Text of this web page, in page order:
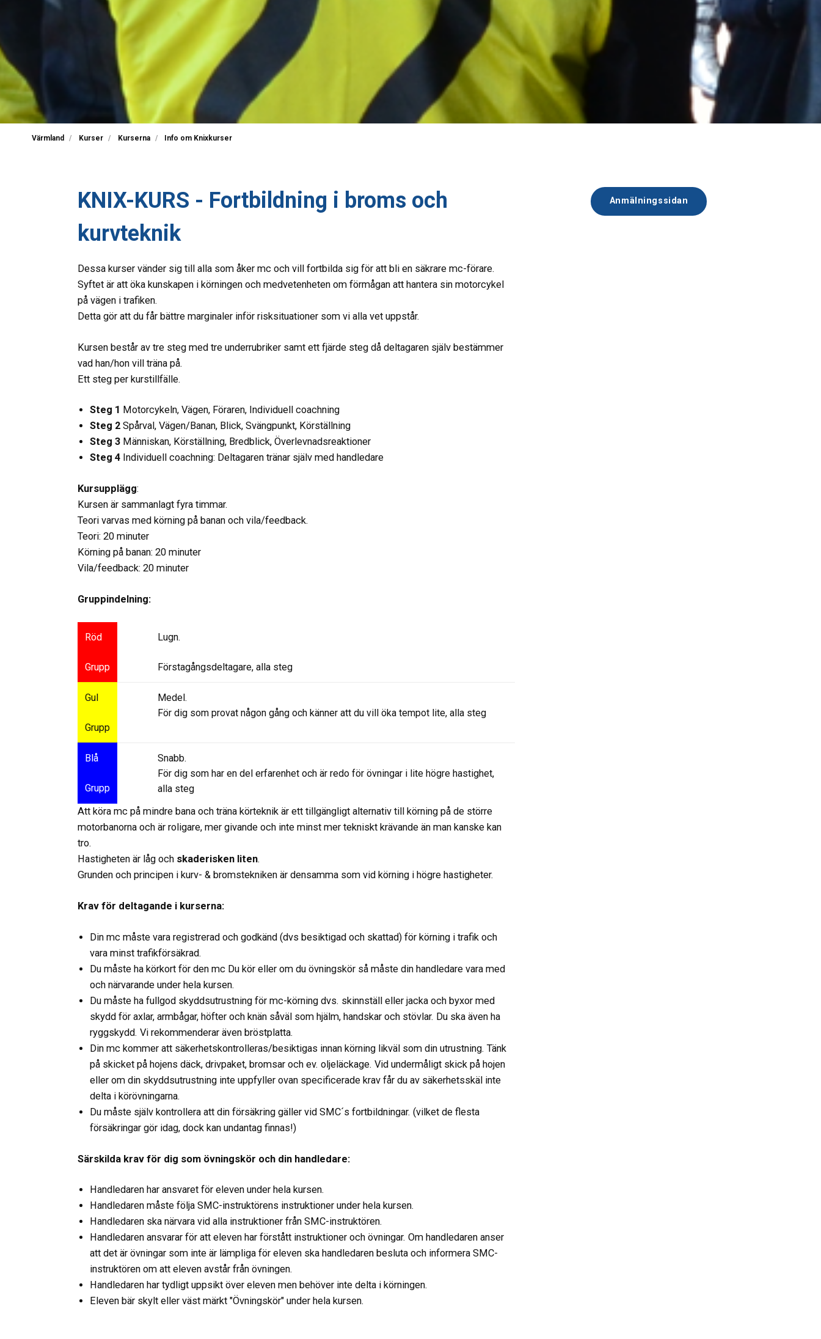
Värmland Kurser Kurserna Info om Knixkurser
KNIX-KURS - Fortbildning i broms och
kurvteknik
Dessa kurser vänder sig till alla som åker mc och vill fortbilda sig för att bli en säkrare mc-förare.
Syftet är att öka kunskapen i körningen och medvetenheten om förmågan att hantera sin motorcykel
på vägen i trafiken.
Detta gör att du får bättre marginaler inför risksituationer som vi alla vet uppstår.
Kursen består av tre steg med tre underrubriker samt ett fjärde steg då deltagaren själv bestämmer
vad han/hon vill träna på.
Ett steg per kurstillfälle.
Steg 1 Motorcykeln, Vägen, Föraren, Individuell coachning
Steg 2 Spårval, Vägen/Banan, Blick, Svängpunkt, Körställning
Steg 3 Människan, Körställning, Bredblick, Överlevnadsreaktioner
Steg 4 Individuell coachning: Deltagaren tränar själv med handledare
Kursupplägg:
Kursen är sammanlagt fyra timmar.
Teori varvas med körning på banan och vila/feedback.
Teori: 20 minuter
Körning på banan: 20 minuter
Vila/feedback: 20 minuter
Gruppindelning:
Röd
Grupp
Lugn.
Förstagångsdeltagare, alla steg
Gul
Grupp
Medel.
För dig som provat någon gång och känner att du vill öka tempot lite, alla steg
Blå
Grupp
Snabb.
För dig som har en del erfarenhet och är redo för övningar i lite högre hastighet,
alla steg
Att köra mc på mindre bana och träna körteknik är ett tillgängligt alternativ till körning på de större
motorbanorna och är roligare, mer givande och inte minst mer tekniskt krävande än man kanske kan
tro.
Hastigheten är låg och skaderisken liten.
Grunden och principen i kurv- & bromstekniken är densamma som vid körning i högre hastigheter.
Krav för deltagande i kurserna:
Din mc måste vara registrerad och godkänd (dvs besiktigad och skattad) för körning i trafik och
vara minst trafikförsäkrad.
Du måste ha körkort för den mc Du kör eller om du övningskör så måste din handledare vara med
och närvarande under hela kursen.
Du måste ha fullgod skyddsutrustning för mc-körning dvs. skinnställ eller jacka och byxor med
skydd för axlar, armbågar, höfter och knän såväl som hjälm, handskar och stövlar. Du ska även ha
ryggskydd. Vi rekommenderar även bröstplatta.
Din mc kommer att säkerhetskontrolleras/besiktigas innan körning likväl som din utrustning. Tänk
på skicket på hojens däck, drivpaket, bromsar och ev. oljeläckage. Vid undermåligt skick på hojen
eller om din skyddsutrustning inte uppfyller ovan specificerade krav får du av säkerhetsskäl inte
delta i körövningarna.
Du måste själv kontrollera att din försäkring gäller vid SMC´s fortbildningar. (vilket de flesta
försäkringar gör idag, dock kan undantag finnas!)
Särskilda krav för dig som övningskör och din handledare:
Handledaren har ansvaret för eleven under hela kursen.
Handledaren måste följa SMC-instruktörens instruktioner under hela kursen.
Handledaren ska närvara vid alla instruktioner från SMC-instruktören.
Handledaren ansvarar för att eleven har förstått instruktioner och övningar. Om handledaren anser
att det är övningar som inte är lämpliga för eleven ska handledaren besluta och informera SMC-
instruktören om att eleven avstår från övningen.
Handledaren har tydligt uppsikt över eleven men behöver inte delta i körningen.
Eleven bär skylt eller väst märkt "Övningskör" under hela kursen.
Anmälningssidan